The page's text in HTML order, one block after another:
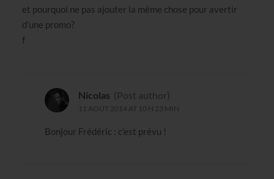
et pourquoi ne pas ajouter la même chose pour avertir
d’une promo?
f
Nicolas (Post author)
11 AOÛT 2014 AT 10 H 23 MIN
Bonjour Frédéric : c’est prévu !